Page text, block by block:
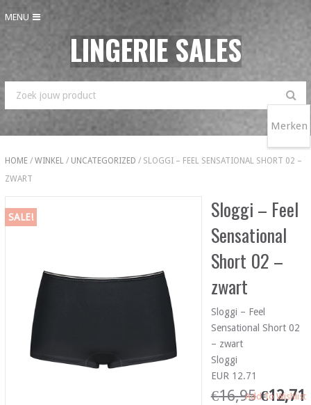
MENU
LINGERIE SALES
HOME/ WINKEL/ UNCATEGORIZED / SLOGGI – FEEL SENSATIONAL SHORT 02 –
ZWART
SALE!
Sloggi – Feel
Sensational
Short 02 –
zwart
Sloggi – Feel
Sensational Short 02
– zwart
Sloggi
EUR 12.71
€16,95 €12,71
Add To Wishlist
Merken